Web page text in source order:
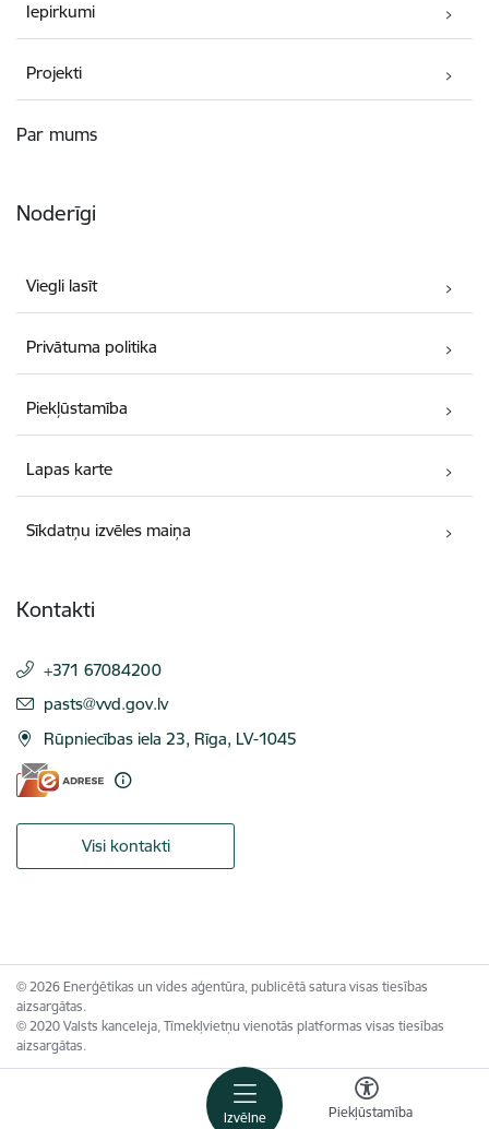
Izvēlne Piekļūstamība
Iepirkumi
Projekti
Par mums
Noderīgi
Viegli lasīt
Privātuma politika
Piekļūstamība
Lapas karte
Sīkdatņu izvēles maiņa
Kontakti
+371 67084200
E-pasts:
pasts@vvd.gov.lv
Rūpniecības iela 23, Rīga, LV-1045
Visi kontakti
© 2026 Enerģētikas un vides aģentūra, publicētā satura visas tiesības
aizsargātas.
© 2020 Valsts kanceleja, Tīmekļvietņu vienotās platformas visas tiesības
aizsargātas.